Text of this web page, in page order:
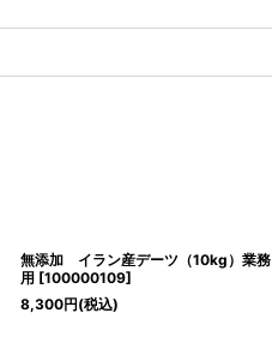
無添加 イラン産デーツ（10kg）業務
用 [100000109]
8,300円(税込)